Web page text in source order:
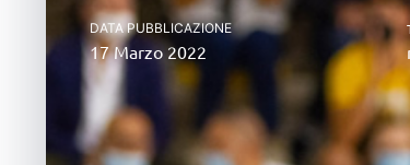
DATA PUBBLICAZIONE
17 Marzo 2022